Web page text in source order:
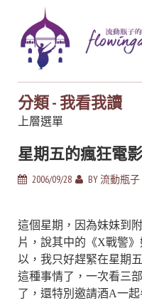
分類 - 我看我讀
上層選單
星期五的瘋狂電
2006/09/28 BY流動瓶子
這個星期，因為妹妹到
片，說其中的《X戰警
以，我只好趕緊在星期
這種事情了，一次看三
了，還特別邀請酒A一